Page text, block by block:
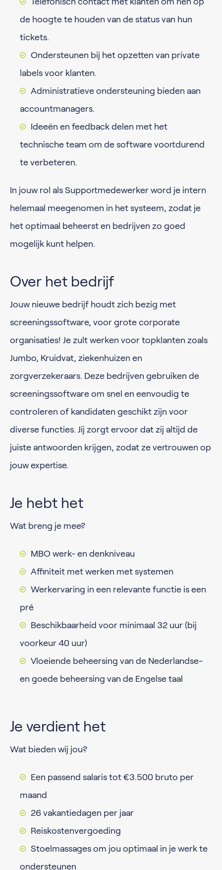
de hoogte te houden van de status van hun
tickets.
Ondersteunen bij het opzetten van private
labels voor klanten.
Administratieve ondersteuning bieden aan
accountmanagers.
Ideeën en feedback delen met het
technische team om de software voortdurend
te verbeteren.
In jouw rol als Supportmedewerker word je intern
helemaal meegenomen in het systeem, zodat je
het optimaal beheerst en bedrijven zo goed
mogelijk kunt helpen.
Over het bedrijf
Jouw nieuwe bedrijf houdt zich bezig met
screeningssoftware, voor grote corporate
organisaties! Je zult werken voor topklanten zoals
Jumbo, Kruidvat, ziekenhuizen en
zorgverzekeraars. Deze bedrijven gebruiken de
screeningssoftware om snel en eenvoudig te
controleren of kandidaten geschikt zijn voor
diverse functies. Jij zorgt ervoor dat zij altijd de
juiste antwoorden krijgen, zodat ze vertrouwen op
jouw expertise.
Je hebt het
Wat breng je mee?
MBO werk- en denkniveau
Affiniteit met werken met systemen
Werkervaring in een relevante functie is een
pré
Beschikbaarheid voor minimaal 32 uur (bij
voorkeur 40 uur)
Vloeiende beheersing van de Nederlandse-
en goede beheersing van de Engelse taal
Je verdient het
Wat bieden wij jou?
Een passend salaris tot €3.500 bruto per
maand
26 vakantiedagen per jaar
Reiskostenvergoeding
Stoelmassages om jou optimaal in je werk te
ondersteunen